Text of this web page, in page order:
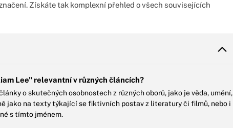
Získáte tak komplexní přehled o všech souvisejících
Lee" relevantní v různých článcích?
o skutečných osobnostech z různých oborů, jako je věda, umění,
jako na texty týkající se fiktivních postav z literatury či filmů, nebo i
s tímto jménem.